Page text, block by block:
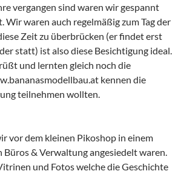
vergangen sind waren wir gespannt
Wir waren auch regelmäßig zum Tag der
Zeit zu überbrücken (er findet erst
statt) ist also diese Besichtigung ideal.
und lernten gleich noch die
kennen die
teilnehmen wollten.
vor dem kleinen Pikoshop in einem
Büros & Verwaltung angesiedelt waren.
und Fotos welche die Geschichte